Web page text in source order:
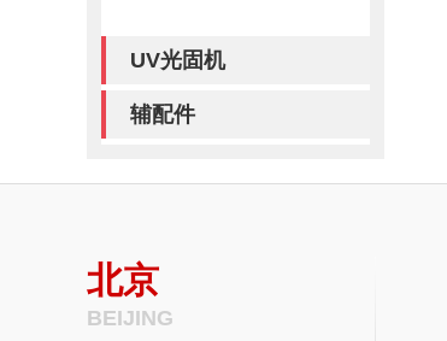
UV光固机
辅配件
北京
BEIJING